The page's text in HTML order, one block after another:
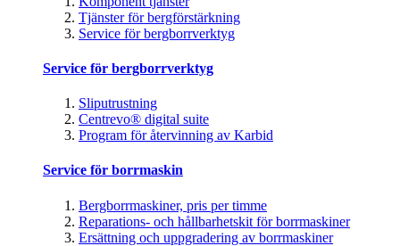
Tjänster för bergförstärkning
Service för bergborrverktyg
Service för bergborrverktyg
Sliputrustning
Centrevo® digital suite
Program för återvinning av Karbid
Service för borrmaskin
Bergborrmaskiner, pris per timme
Reparations- och hållbarhetskit för borrmaskiner
Ersättning och uppgradering av borrmaskiner